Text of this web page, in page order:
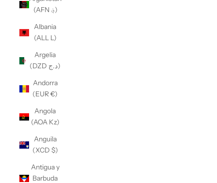
(AFN ؋)
Albania
(ALL L)
Argelia
(DZD د.ج)
Andorra
(EUR €)
Angola
(AOA Kz)
Anguila
(XCD $)
Antigua y
Barbuda